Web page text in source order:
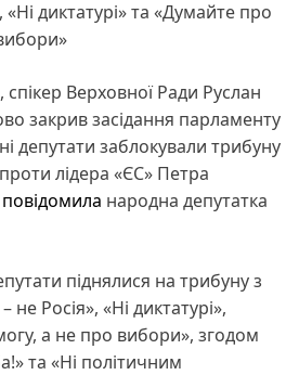
«Ні диктатурі» та «Думайте про
Верховної Ради Руслан
закрив засідання парламенту
депутати заблокували трибуну
проти лідера «ЄС» Петра
повідомила народна депутатка
піднялися на трибуну з
не Росія», «Ні диктатурі»,
а не про вибори», згодом
та «Ні політичним